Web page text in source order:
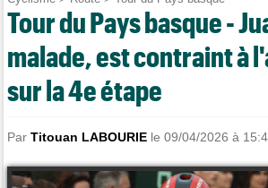
Tour du Pays basque -
malade, est contraint à
sur la 4e étape
ParTitouan LABOURIE le 09/04/2026 à